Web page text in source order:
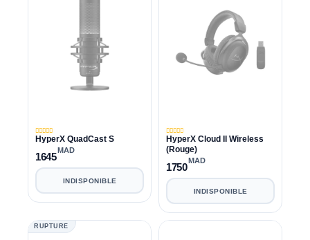
HyperX QuadCast S
1645
MAD
INDISPONIBLE
HyperX Cloud II Wireless
(Rouge)
1750
MAD
INDISPONIBLE
RUPTURE